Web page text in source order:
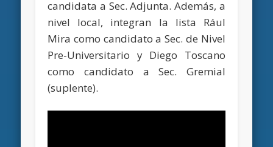
candidata a Sec. Adjunta. Además, a
nivel local, integran la lista Rául
Mira como candidato a Sec. de Nivel
Pre-Universitario y Diego Toscano
como candidato a Sec. Gremial
(suplente).